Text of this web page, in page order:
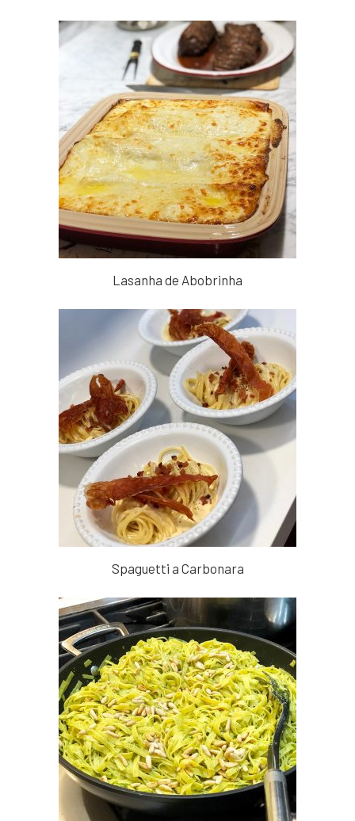
Lasanha de Abobrinha
Spaguetti a Carbonara